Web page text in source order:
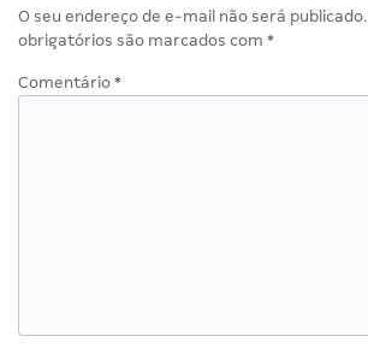
O seu endereço de e-mail não será publicado.
obrigatórios são marcados com *
Comentário *